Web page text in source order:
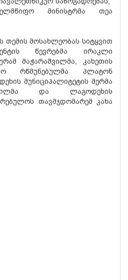
მინისტრმა თეა
თემის მოსახლეობას სიტყვით
წევრებმა ირაკლი
მაჭარაშვილმა, კახეთის
რწმუნებულმა პლატონ
მუნიციპალიტეტის მერმა
და ლაგოდეხის
თავმჯდომარემ კახა